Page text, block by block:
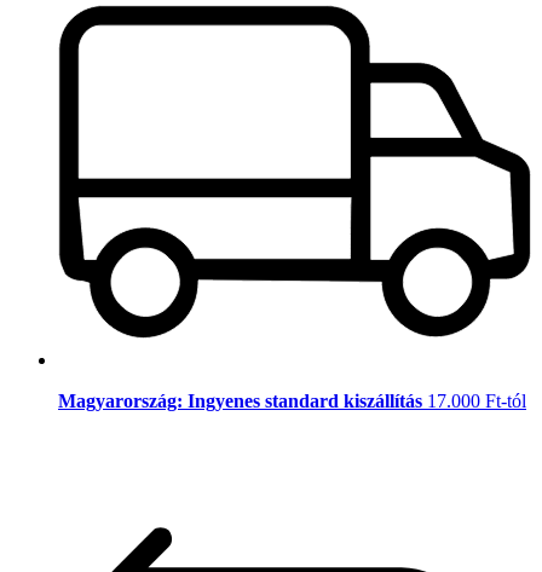
Magyarország: Ingyenes standard kiszállítás 17.000 Ft-tól